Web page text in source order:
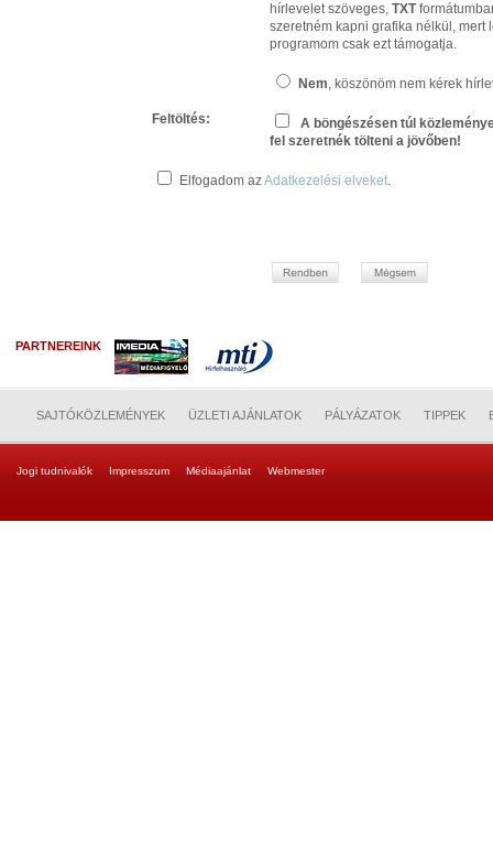
hírlevelet szöveges, TXT
szeretném kapni grafika nélkül, mert
programom csak ezt támogatja.
Nem, köszönöm nem kérek
Feltöltés:
A böngészésen túl
fel szeretnék tölteni a jövőben!
Elfogadom azAdatkezelési elveket.
PARTNEREINK
SAJTÓKÖZLEMÉNYEK ÜZLETI AJÁNLATOK PÁLYÁZATOK TIPPEK
Jogi tudnivalók Impresszum Médiaajánlat Webmester